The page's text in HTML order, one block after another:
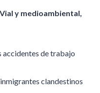
y medioambiental,
accidentes de trabajo
clandestinos